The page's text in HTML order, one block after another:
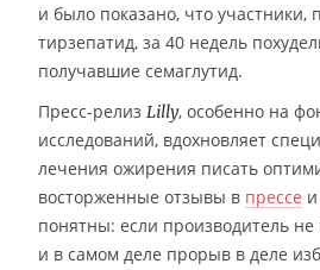
и было показано, что
тирзепатид, за 40 недель
получавшие семаглутид.
Пресс-релиз Lilly, особенно на
исследований, вдохновляет
лечения ожирения писать
восторженные отзывы в прессе и
понятны: если производитель не
и в самом деле прорыв в деле